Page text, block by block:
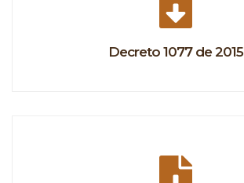
Decreto 1077 de 2015